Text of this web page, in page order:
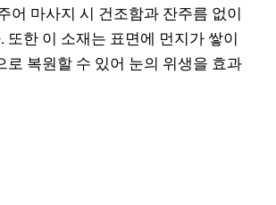
어 마사지 시 건조함과 잔주름 없이
한 이 소재는 표면에 먼지가 쌓이
복원할 수 있어 눈의 위생을 효과